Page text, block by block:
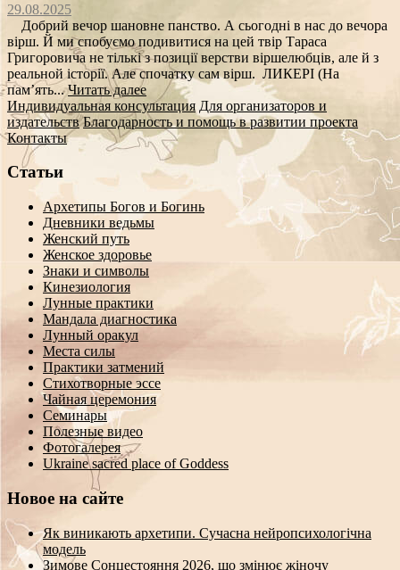
29.08.2025
Добрий вечор шановне панство. А сьогодні в нас до вечора
вірш. Й ми спобуємо подивитися на цей твір Тараса
Григоровича не тількі з позиції верстви віршелюбців, але й з
реальной історії. Але спочатку сам вірш. ЛИКЕРІ (На
пам’ять...Читать далее
Индивидуальная консультация Для организаторов и
издательств Благодарность и помощь в развитии проекта
Контакты
Статьи
Архетипы Богов и Богинь
Дневники ведьмы
Женский путь
Женское здоровье
Знаки и символы
Кинезиология
Лунные практики
Мандала диагностика
Лунный оракул
Места силы
Практики затмений
Стихотворные эссе
Чайная церемония
Семинары
Полезные видео
Фотогалерея
Ukraine sacred place of Goddess
Новое на сайте
Як виникають архетипи. Сучасна нейропсихологічна
модель
Зимове Сонцестояння 2026, що змінює жіночу